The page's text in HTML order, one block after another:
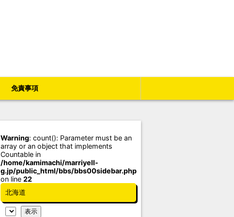
免責事項
Warning: count(): Parameter must be an
array or an object that implements
Countable in
/home/kamimachi/marriyell-
g.jp/public_html/bbs/bbs00sidebar.php
on line 22
北海道